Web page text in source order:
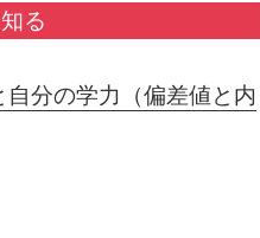
る
分の学力（偏差値と内